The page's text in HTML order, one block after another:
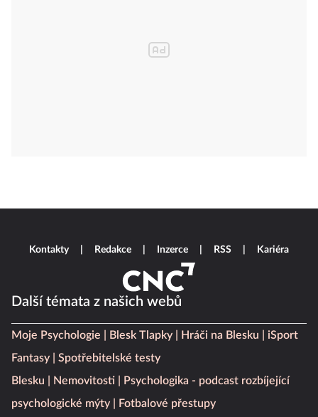
Další témata z našich webů
Moje Psychologie Blesk Tlapky Hráči na Blesku
iSport
Fantasy
Spotřebitelské testy
Blesku
Nemovitosti
Psychologika - podcast rozbíjející
psychologické mýty
Fotbalové přestupy
Kontakty Redakce Inzerce RSS Kariéra